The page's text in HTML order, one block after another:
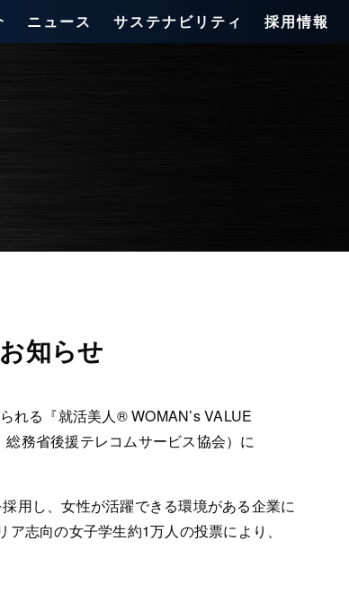
ニュース サステナビリティ 採用情報
知らせ
れる『就活美人® WOMAN’s VALUE
務省後援テレコムサービス協会）に
用し、女性が活躍できる環境がある企業に
志向の女子学生約1万人の投票により、